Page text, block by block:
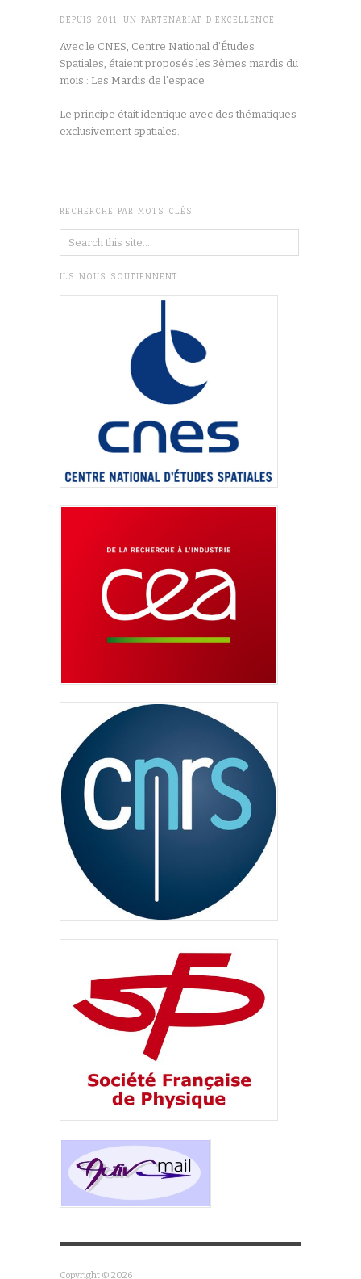
DEPUIS 2011, UN PARTENARIAT D’EXCELLENCE
Avec le CNES, Centre National d’Études
Spatiales, étaient proposés les 3èmes mardis du
mois : Les Mardis de l’espace
Le principe était identique avec des thématiques
exclusivement spatiales.
RECHERCHE PAR MOTS CLÉS
ILS NOUS SOUTIENNENT
Copyright © 2026